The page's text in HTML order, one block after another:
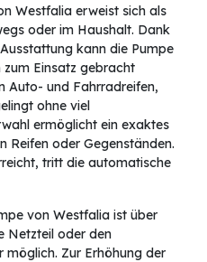
Westfalia erweist sich als
oder im Haushalt. Dank
kann die Pumpe
zum Einsatz gebracht
Auto- und Fahrradreifen,
ohne viel
ermöglicht ein exaktes
Reifen oder Gegenständen.
tritt die automatische
von Westfalia ist über
Netzteil oder den
Zur Erhöhung der